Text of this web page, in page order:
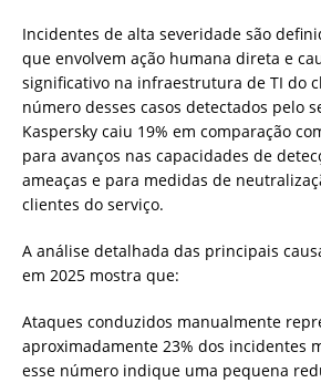
Incidentes de alta severidade são
que envolvem ação humana direta e
significativo na infraestrutura de TI do
número desses casos detectados pelo
Kaspersky caiu 19% em comparação
para avanços nas capacidades de
ameaças e para medidas de
clientes do serviço.
A análise detalhada das principais
em 2025 mostra que:
Ataques conduzidos manualmente
aproximadamente 23% dos incidentes
esse número indique uma pequena